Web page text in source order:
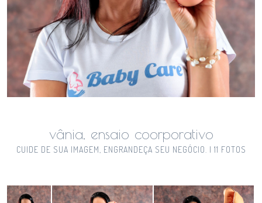
vânia, ensaio coorporativo
CUIDE DE SUA IMAGEM, ENGRANDEÇA SEU NEGÓCIO. | 11 FOTOS
Guardar Guardar Guardar